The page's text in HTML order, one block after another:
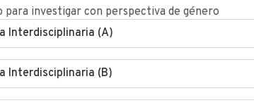
para investigar con perspectiva de género
Interdisciplinaria (A)
Interdisciplinaria (B)